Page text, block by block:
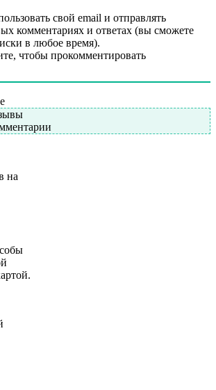
свой email и отправлять
комментариях и ответах (вы cможете
в любое время).
чтобы прокомментировать
на